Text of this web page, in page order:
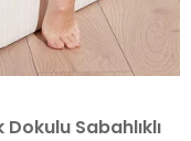
Sabahlıklı